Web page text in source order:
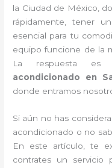
la Ciudad de México,
rápidamente, tener
esencial para tu
equipo funcione de la
La respuesta es
acondicionado en
donde entramos
Si aún no has
acondicionado o no
En este artículo, te
contrates un servicio